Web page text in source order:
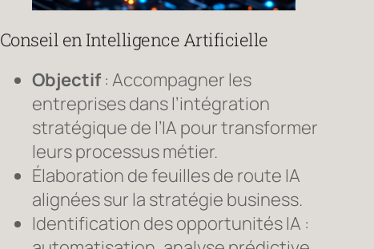
Conseil en Intelligence Artificielle
Objectif : Accompagner les
entreprises dans l’intégration
stratégique de l’IA pour transformer
leurs processus métier.
Élaboration de feuilles de route IA
alignées sur la stratégie business.
Identification des opportunités IA :